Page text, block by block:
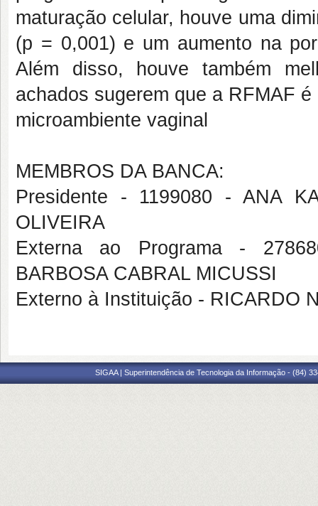
maturação celular, houve uma
(p = 0,001) e um aumento na
Além disso, houve também
achados sugerem que a RFMAF
microambiente vaginal
MEMBROS DA BANCA:
Presidente - 1199080 - ANA
OLIVEIRA
Externa ao Programa -
BARBOSA CABRAL MICUSSI
Externo à Instituição - RICARDO
SIGAA | Superintendência de Tecnologia da Informação - (84)